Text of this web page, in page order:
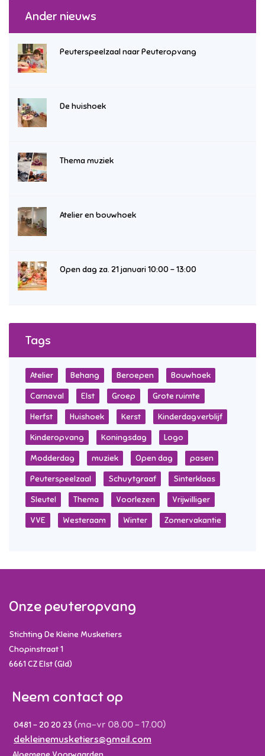
Ander nieuws
Peuterspeelzaal naar Peuteropvang
De huishoek
Thema muziek
Atelier en bouwhoek
Open dag za. 21 januari 10:00 – 13:00
Tags
Atelier Behang Beroepen Bouwhoek
Carnaval Elst Groep Grote ruimte
Herfst Huishoek Kerst Kinderdagverblijf
Kinderopvang Koningsdag Logo
Modderdag muziek Open dag pasen
Peuterspeelzaal Schuytgraaf Sinterklaas
Sleutel Thema Voorlezen Vrijwilliger
VVE Westeraam Winter Zomervakantie
Onze peuteropvang
Stichting De Kleine Musketiers
Chopinstraat 1
6661 CZElst (Gld)
Neem contact op
0481 - 20 20 23 (ma-vr 08.00 - 17.00)
dekleinemusketiers@gmail.com